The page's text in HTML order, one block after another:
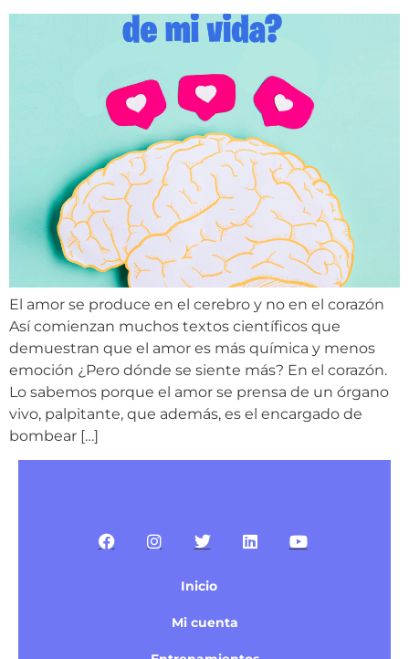
El amor se produce en el cerebro y no en el corazón
Así comienzan muchos textos científicos que
demuestran que el amor es más química y menos
emoción ¿Pero dónde se siente más? En el corazón.
Lo sabemos porque el amor se prensa de un órgano
vivo, palpitante, que además, es el encargado de
bombear […]
Inicio
Mi cuenta